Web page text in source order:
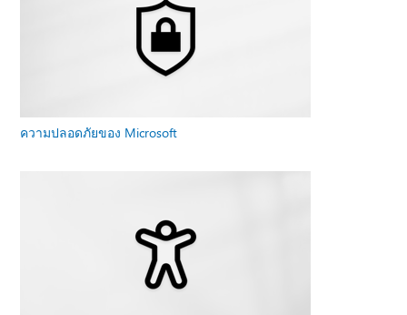
ความปลอดภัยของ Microsoft